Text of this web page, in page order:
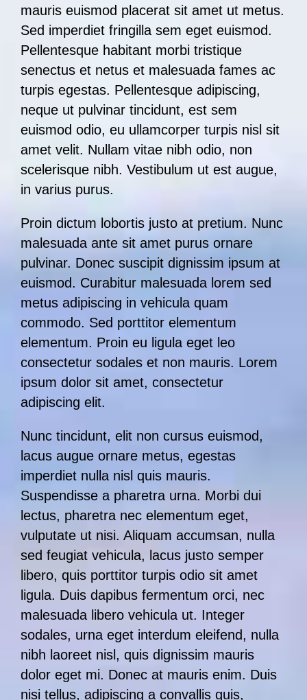
mauris euismod placerat sit amet ut metus.
Sed imperdiet fringilla sem eget euismod.
Pellentesque habitant morbi tristique
senectus et netus et malesuada fames ac
turpis egestas. Pellentesque adipiscing,
neque ut pulvinar tincidunt, est sem
euismod odio, eu ullamcorper turpis nisl sit
amet velit. Nullam vitae nibh odio, non
scelerisque nibh. Vestibulum ut est augue,
in varius purus.
Proin dictum lobortis justo at pretium. Nunc
malesuada ante sit amet purus ornare
pulvinar. Donec suscipit dignissim ipsum at
euismod. Curabitur malesuada lorem sed
metus adipiscing in vehicula quam
commodo. Sed porttitor elementum
elementum. Proin eu ligula eget leo
consectetur sodales et non mauris. Lorem
ipsum dolor sit amet, consectetur
adipiscing elit.
Nunc tincidunt, elit non cursus euismod,
lacus augue ornare metus, egestas
imperdiet nulla nisl quis mauris.
Suspendisse a pharetra urna. Morbi dui
lectus, pharetra nec elementum eget,
vulputate ut nisi. Aliquam accumsan, nulla
sed feugiat vehicula, lacus justo semper
libero, quis porttitor turpis odio sit amet
ligula. Duis dapibus fermentum orci, nec
malesuada libero vehicula ut. Integer
sodales, urna eget interdum eleifend, nulla
nibh laoreet nisl, quis dignissim mauris
dolor eget mi. Donec at mauris enim. Duis
nisi tellus, adipiscing a convallis quis,